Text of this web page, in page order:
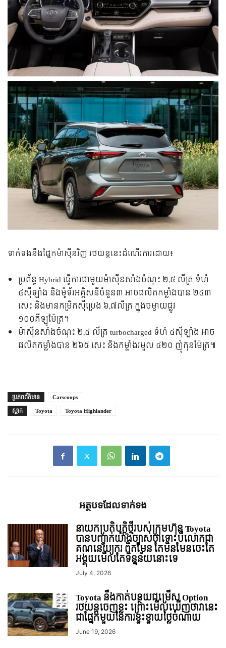
ទាក់ទងនឹងផ្នែកម៉ាស៊ីនវិញ រថយន្តនេះដំណើរការដោយ៖
ប្រព័ន្ធ Hybrid ធ្វើការជាមួយម៉ាស៊ីនសាំងចំណុះ ២,៥ លីត្រ ទំហំ
៤សុីឡាំង និងម៉ូទ័រអគ្គិសនីចំនួន៣ អាចផលិតកម្លាំងបាន ២៤៣
សេះ និងមានកម្រិតសុីប្រេង ៦,៧លីត្រ ក្នុងចម្ងាយផ្លូវ
១០០គីឡូម៉ែត្រ។
ម៉ាស៊ីនសាំងចំណុះ ២,៤ លីត្រ turbocharged ទំហំ ៤សុីឡាំង អាច
ផលិតកម្លាំងបាន ២៦៥ សេះ និងកម្លាំងរមួល ៤២០ ញ៉ូតុនម៉ែត្រ៕
ប្រភព​ព័ត៌មាន
Carscoops
ស្លាក
Toyota Toyota Highlander
អត្ថបទ​ដែល​ទាក់ទង
នាយកប្រតិបត្តិថ្មីរបស់ក្រុមហ៊ុន Toyota
បានបញ្ជាក់យ៉ាងច្បាស់ថាទោះបីលោកជា
គណនេយ្យករ ពិតមែន តែមិនមែនចេះតែ
អង្គុយមើលតែទិន្នន័យនោះទេ
July 4, 2026
Toyota នឹងកាត់បន្ថយជម្រើស Option
រថយន្ដចេញខ្លះ ព្រោះមើលឃើញថាវានេះ
ជាផ្នែកមួយនៃការខ្ជះខ្ជាយថ្លៃចំណាយ
June 19, 2026